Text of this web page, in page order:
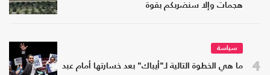
هجمات وإلا سنضربكم بقوة
4
سياسة
ما هي الخطوة التالية لـ"أيباك" بعد خسارتها أمام عبد